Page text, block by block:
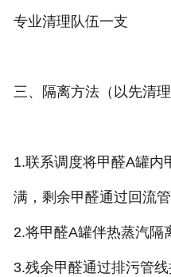
专业清理队伍一支
三、隔离方法（以先清理
1.联系调度将甲醛A罐内
满，剩余甲醛通过回流
2.将甲醛A罐伴热蒸汽隔
3.残余甲醛通过排污管线